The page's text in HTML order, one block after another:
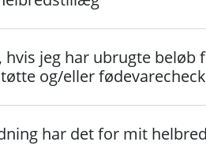
hvis jeg har ubrugte beløb
og/eller
har det for mit